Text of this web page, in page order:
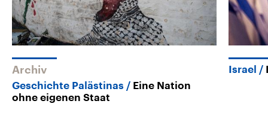
Archiv
Geschichte Palästinas
Eine Nation
ohne eigenen Staat
Israel